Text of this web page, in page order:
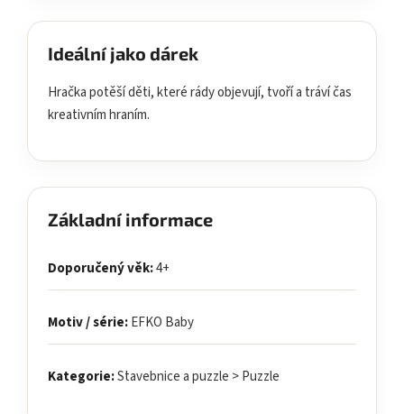
Ideální jako dárek
Hračka potěší děti, které rády objevují, tvoří a tráví čas
kreativním hraním.
Základní informace
Doporučený věk:4+
Motiv / série:EFKO Baby
Kategorie:Stavebnice a puzzle > Puzzle